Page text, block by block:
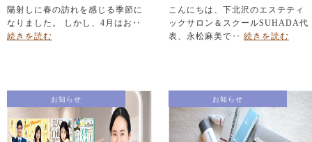
陽射しに春の訪れを感じる季節に
なりました。 しかし、4月はお‥
続きを読む
st」の製品監修を担当しまし
た
こんにちは、下北沢のエステティ
ックサロン＆スクールSUHADA代
表、永松麻美で‥ 続きを読む
お知らせ お知らせ